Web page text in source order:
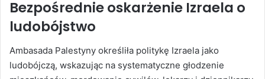
Bezpośrednie oskarżenie Izraela o
ludobójstwo
Ambasada Palestyny określiła politykę Izraela jako
ludobójczą, wskazując na systematyczne głodzenie